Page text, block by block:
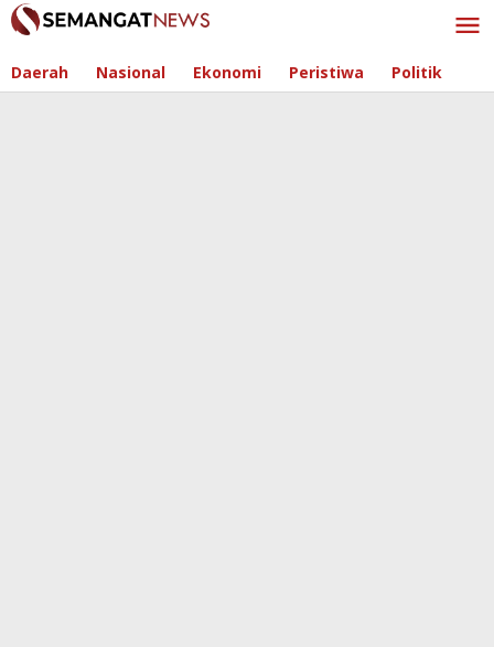
Skip
to
Daerah Nasional Ekonomi Peristiwa Politik